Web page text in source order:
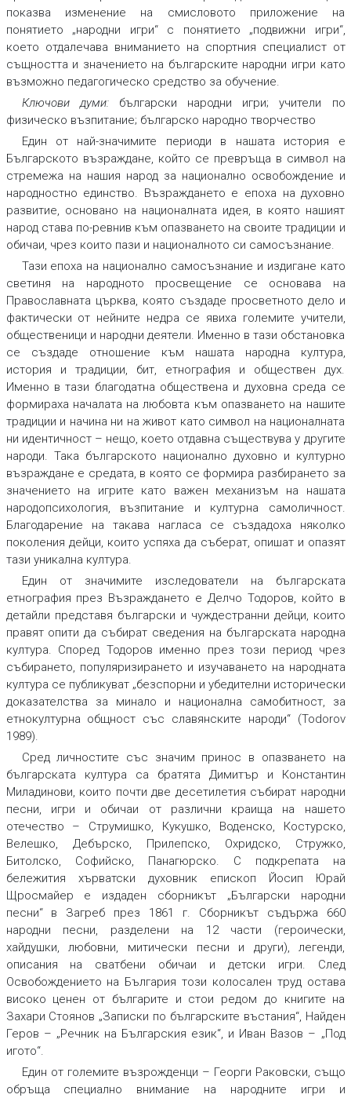
показва изменение на смисловото приложение на
понятието „народни игри“ с понятието „подвижни игри“,
което отдалечава вниманието на спортния специалист от
същността и значението на българските народни игри като
възможно педагогическо средство за обучение.
Ключови думи: български народни игри; учители по
физическо възпитание; българско народно творчество
Един от най-значимите периоди в нашата история е
Българското възраждане, който се превръща в символ на
стремежа на нашия народ за национално освобождение и
народностно единство. Възраждането е епоха на духовно
развитие, основано на националната идея, в която нашият
народ става по-ревнив към опазването на своите традиции и
обичаи, чрез които пази и националното си самосъзнание.
Тази епоха на национално самосъзнание и издигане като
светиня на народното просвещение се основава на
Православната църква, която създаде просветното дело и
фактически от нейните недра се явиха големите учители,
общественици и народни деятели. Именно в тази обстановка
се създаде отношение към нашата народна култура,
история и традиции, бит, етнография и обществен дух.
Именно в тази благодатна обществена и духовна среда се
формираха началата на любовта към опазването на нашите
традиции и начина ни на живот като символ на националната
ни идентичност – нещо, което отдавна съществува у другите
народи. Така българското национално духовно и културно
възраждане е средата, в която се формира разбирането за
значението на игрите като важен механизъм на нашата
народопсихология, възпитание и културна самоличност.
Благодарение на такава нагласа се създадоха няколко
поколения дейци, които успяха да съберат, опишат и опазят
тази уникална култура.
Един от значимите изследователи на българската
етнография през Възраждането е Делчо Тодоров, който в
детайли представя български и чуждестранни дейци, които
правят опити да събират сведения на българската народна
култура. Според Тодоров именно през този период чрез
събирането, популяризирането и изучаването на народната
култура се публикуват „безспорни и убедителни исторически
доказателства за минало и национална самобитност, за
етнокултурна общност със славянските народи“ (Todorov
1989).
Сред личностите със значим принос в опазването на
българската култура са братята Димитър и Константин
Миладинови, които почти две десетилетия събират народни
песни, игри и обичаи от различни краища на нашето
отечество – Струмишко, Кукушко, Воденско, Костурско,
Велешко, Дебърско, Прилепско, Охридско, Стружко,
Битолско, Софийско, Панагюрско. С подкрепата на
бележития хърватски духовник епископ Йосип Юрай
Щросмайер е издаден сборникът „Български народни
песни“ в Загреб през 1861 г. Сборникът съдържа 660
народни песни, разделени на 12 части (героически,
хайдушки, любовни, митически песни и други), легенди,
описания на сватбени обичаи и детски игри. След
Освобождението на България този колосален труд остава
високо ценен от българите и стои редом до книгите на
Захари Стоянов „Записки по българските въстания“, Найден
Геров – „Речник на Българския език“, и Иван Вазов – „Под
игото“.
Един от големите възрожденци – Георги Раковски, също
обръща специално внимание на народните игри и